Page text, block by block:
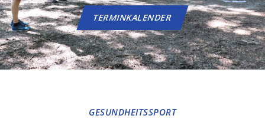
TERMINKALENDER
GESUNDHEITSSPORT